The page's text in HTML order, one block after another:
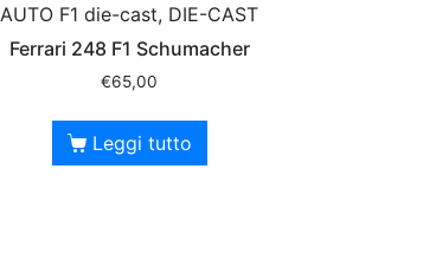
AUTO F1 die-cast, DIE-CAST
Ferrari 248 F1 Schumacher
€65,00
Leggi tutto